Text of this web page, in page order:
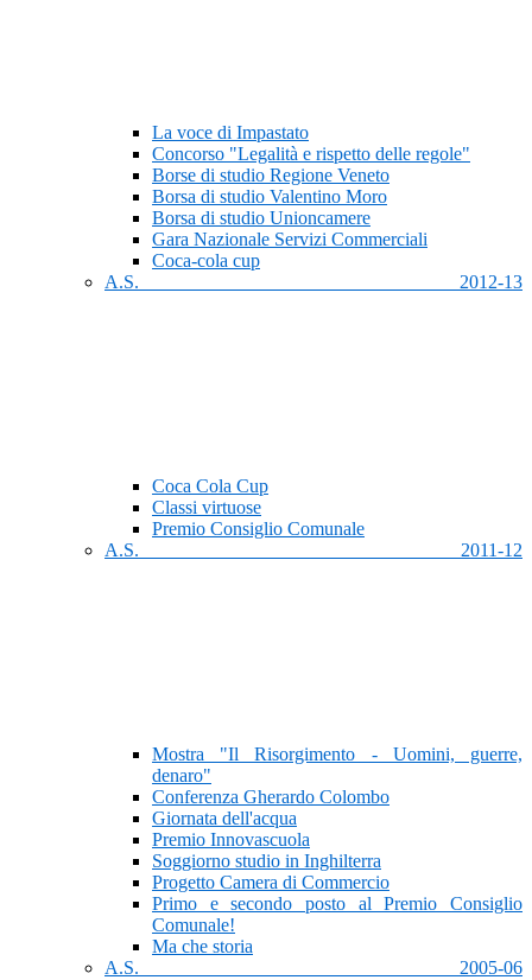
La voce di Impastato
Concorso "Legalità e rispetto delle regole"
Borse di studio Regione Veneto
Borsa di studio Valentino Moro
Borsa di studio Unioncamere
Gara Nazionale Servizi Commerciali
Coca-cola cup
A.S. 2012-13
Coca Cola Cup
Classi virtuose
Premio Consiglio Comunale
A.S. 2011-12
Mostra "Il Risorgimento - Uomini, guerre,
denaro"
Conferenza Gherardo Colombo
Giornata dell'acqua
Premio Innovascuola
Soggiorno studio in Inghilterra
Progetto Camera di Commercio
Primo e secondo posto al Premio Consiglio
Comunale!
Ma che storia
A.S. 2005-06